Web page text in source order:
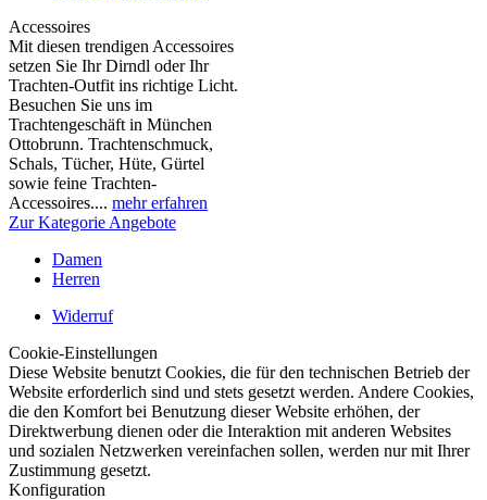
Accessoires
Mit diesen trendigen Accessoires
setzen Sie Ihr Dirndl oder Ihr
Trachten-Outfit ins richtige Licht.
Besuchen Sie uns im
Trachtengeschäft in München
Ottobrunn. Trachtenschmuck,
Schals, Tücher, Hüte, Gürtel
sowie feine Trachten-
Accessoires.... mehr erfahren
Zur Kategorie Angebote
Damen
Herren
Widerruf
Cookie-Einstellungen
Diese Website benutzt Cookies, die für den technischen Betrieb der
Website erforderlich sind und stets gesetzt werden. Andere Cookies,
die den Komfort bei Benutzung dieser Website erhöhen, der
Direktwerbung dienen oder die Interaktion mit anderen Websites
und sozialen Netzwerken vereinfachen sollen, werden nur mit Ihrer
Zustimmung gesetzt.
Konfiguration